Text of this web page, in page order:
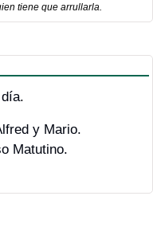
tiene que arrullarla.
y Mario.
Matutino.